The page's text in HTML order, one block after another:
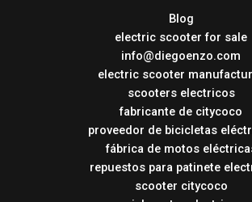
Blog
electric scooter for sale
info@diegoenzo.com
electric scooter
scooters electricos
fabricante de citycoco
proveedor de bicicletas
fábrica de motos
repuestos para patinete
scooter citycoco